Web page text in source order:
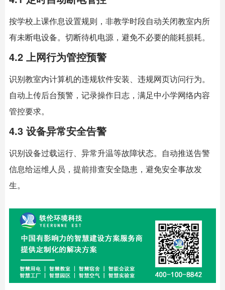
按学校上课作息设置规则，非教学时段自动关闭教室内所
有未断电设备。切断待机电源，避免不必要的能耗损耗。
4.2 上网行为管控预警
识别教室内计算机的违规软件安装、违规网页访问行为。
自动上传后台预警，记录操作日志，满足中小学网络内容
管控要求。
4.3 设备异常安全告警
识别设备过载运行、异常升温等故障状态。自动推送告警
信息给运维人员，提前排查安全隐患，避免安全事故发
生。